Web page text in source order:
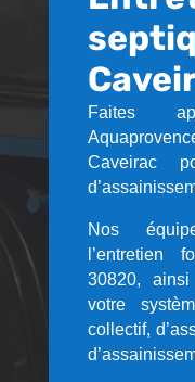
Faites
Caveirac
Nos
l’entretien
30820,
votre
collectif,